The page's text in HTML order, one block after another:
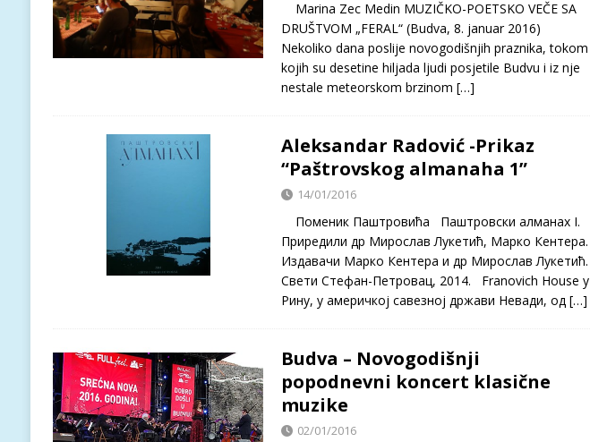
Marina Zec Medin MUZIČKO-POETSKO VEČE SA
DRUŠTVOM „FERAL“ (Budva, 8. januar 2016)
Nekoliko dana poslije novogodišnjih praznika, tokom
kojih su desetine hiljada ljudi posjetile Budvu i iz nje
nestale meteorskom brzinom […]
Aleksandar Radović -Prikaz
“Paštrovskog almanaha 1”
14/01/2016
Поменик Паштровића Паштровски алманах I.
Приредили др Мирослав Лукетић, Марко Кентера.
Издавачи Марко Кентера и др Мирослав Лукетић.
Свети Стефан-Петровац, 2014. Franovich House у
Рину, у америчкој савезној држави Невади, од […]
Budva – Novogodišnji
popodnevni koncert klasične
muzike
02/01/2016